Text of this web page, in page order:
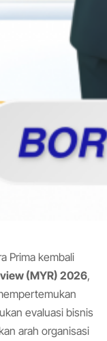
Prima kembali
(MYR) 2026,
evaluasi bisnis
arah organisasi